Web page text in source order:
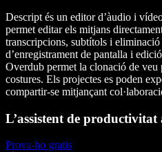
Descript és un editor d’àudio i
permet editar els mitjans
transcripcions, subtítols i
d’enregistrament de pantalla i
Overdub permet la clonació de veu
costures. Els projectes es poden
compartir-se mitjançant
L’assistent de
Prova-ho gratis